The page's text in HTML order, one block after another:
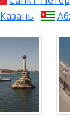
Казань